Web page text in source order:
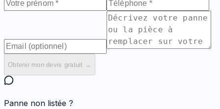
Obtenir mon devis gratuit →
Panne non listée ?